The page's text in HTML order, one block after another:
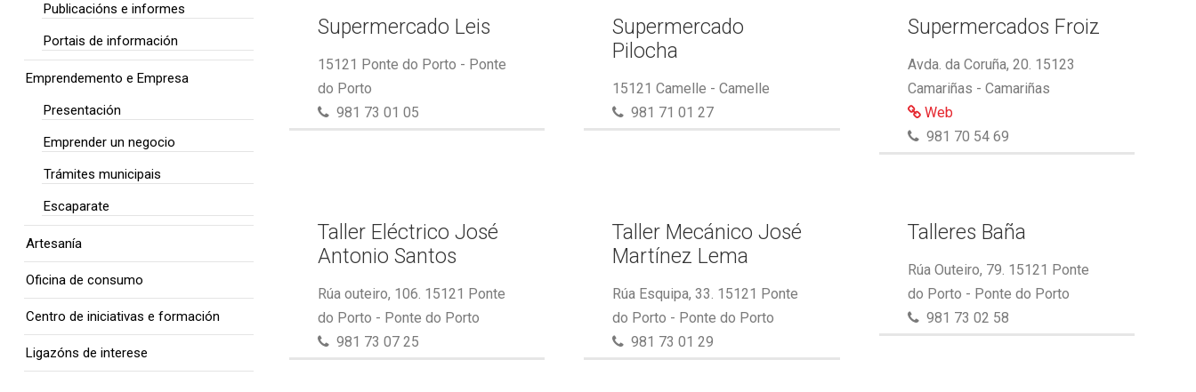
Supermercado Leis
15121 Ponte do Porto - Ponte
do Porto
981 73 01 05
Supermercado
Pilocha
15121 Camelle - Camelle
981 71 01 27
Supermercados Froiz
Avda. da Coruña, 20. 15123
Camariñas - Camariñas
Web
981 70 54 69
Taller Eléctrico José
Antonio Santos
Rúa outeiro, 106. 15121 Ponte
do Porto - Ponte do Porto
981 73 07 25
Taller Mecánico José
Martínez Lema
Rúa Esquipa, 33. 15121 Ponte
do Porto - Ponte do Porto
981 73 01 29
Talleres Baña
Rúa Outeiro, 79. 15121 Ponte
do Porto - Ponte do Porto
981 73 02 58
Publicacións e informes
Portais de información
Emprendemento e Empresa
Presentación
Emprender un negocio
Trámites municipais
Escaparate
Artesanía
Oficina de consumo
Centro de iniciativas e formación
Ligazóns de interese